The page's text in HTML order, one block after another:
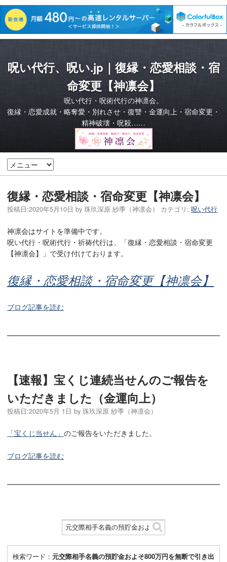
呪い代行、呪い.jp｜復縁・恋愛相談・宿
命変更【神凛会】
呪い代行・呪術代行の神凛会。
復縁・恋愛成就・略奪愛・別れさせ・復讐・金運向上・宿命変更・
精神破壊・呪殺……
復縁・恋愛相談・宿命変更【神凛会】
投稿日:2020年5月10日 by 珠玖深原 紗季（神凛会） カテゴリ: 呪い代行
神凛会はサイトを準備中です。
呪い代行・呪術代行・祈祷代行は、「復縁・恋愛相談・宿命変更
【神凛会】」で受け付けております。
復縁・恋愛相談・宿命変更【神凛会】
ブログ記事を読む
【速報】宝くじ連続当せんのご報告を
いただきました（金運向上）
投稿日:2020年5月 1日 by 珠玖深原 紗季（神凛会）
「宝くじ当せん」 のご報告をいただきました。
ブログ記事を読む
検索ワード： 元交際相手名義の預貯金およそ800万円を無断で引き出